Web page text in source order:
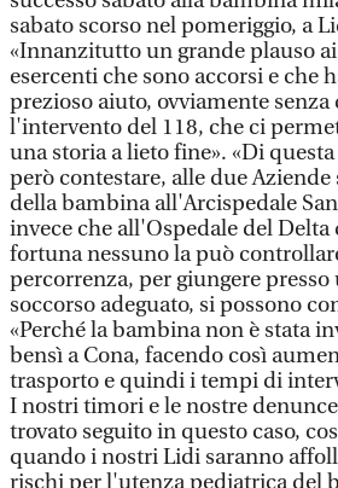
sabato scorso nel pomeriggio, a
«Innanzitutto un grande plauso
esercenti che sono accorsi e che
prezioso aiuto, ovviamente
l'intervento del 118, che ci
una storia a lieto fine». «Di
però contestare, alle due
della bambina all'Arcispedale
invece che all'Ospedale del Delta
fortuna nessuno la può
percorrenza, per giungere
soccorso adeguato, si possono
«Perché la bambina non è stata
bensì a Cona, facendo così
trasporto e quindi i tempi di
I nostri timori e le nostre
trovato seguito in questo caso,
quando i nostri Lidi saranno
rischi per l'utenza pediatrica del